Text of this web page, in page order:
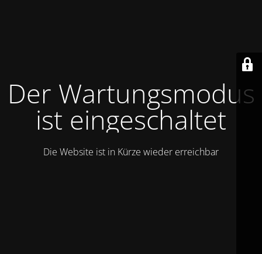
Der Wartungsmodus
ist eingeschaltet
Die Website ist in Kürze wieder erreichbar